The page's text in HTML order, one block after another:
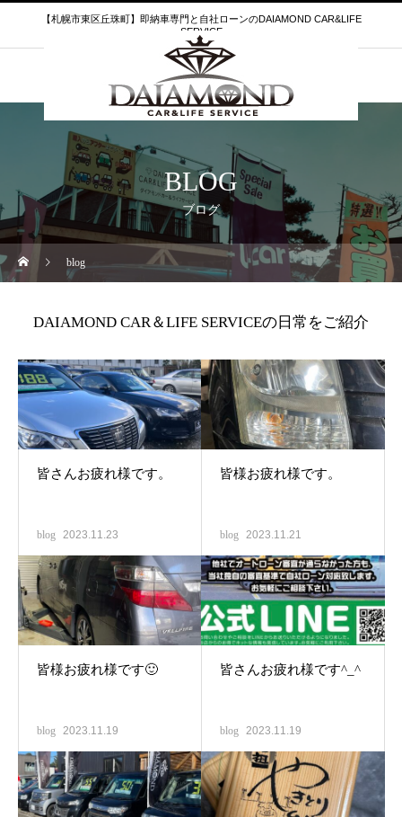
【札幌市東区丘珠町】即納車専門と自社ローンのDAIAMOND CAR&LIFE
SERVICE
BLOG
ブログ
blog
DAIAMOND CAR＆LIFE SERVICEの日常をご紹介
皆さんお疲れ様です。
blog 2023.11.23
皆様お疲れ様です。
blog 2023.11.21
皆様お疲れ様です🙂
blog 2023.11.19
皆さんお疲れ様です^_^
blog 2023.11.19